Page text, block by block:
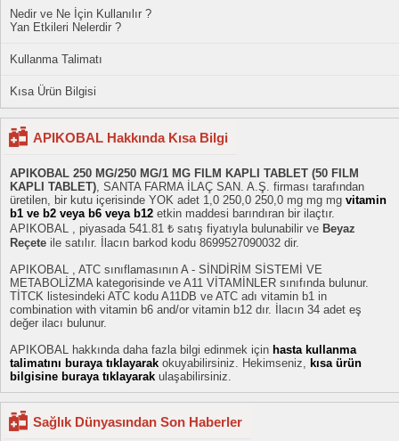
Nedir ve Ne İçin Kullanılır ?
Yan Etkileri Nelerdir ?
Kullanma Talimatı
Kısa Ürün Bilgisi
APIKOBAL Hakkında Kısa Bilgi
APIKOBAL 250 MG/250 MG/1 MG FILM KAPLI TABLET (50 FILM
KAPLI TABLET), SANTA FARMA İLAÇ SAN. A.Ş. firması tarafından
üretilen, bir kutu içerisinde YOK adet 1,0 250,0 250,0 mg mg mg vitamin
b1 ve b2 veya b6 veya b12 etkin maddesi barındıran bir ilaçtır.
APIKOBAL , piyasada 541.81 ₺ satış fiyatıyla bulunabilir ve Beyaz
Reçete ile satılır. İlacın barkod kodu 8699527090032 dir.
APIKOBAL , ATC sınıflamasının A - SİNDİRİM SİSTEMİ VE
METABOLİZMA kategorisinde ve A11 VİTAMİNLER sınıfında bulunur.
TİTCK listesindeki ATC kodu A11DB ve ATC adı vitamin b1 in
combination with vitamin b6 and/or vitamin b12 dır. İlacın 34 adet eş
değer ilacı bulunur.
APIKOBAL hakkında daha fazla bilgi edinmek için hasta kullanma
talimatını buraya tıklayarak okuyabilirsiniz. Hekimseniz, kısa ürün
bilgisine buraya tıklayarak ulaşabilirsiniz.
Sağlık Dünyasından Son Haberler